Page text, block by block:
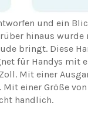
und ein
hinaus
bringt. Diese
für Handys mit
Mit einer
einer Größe
handlich.